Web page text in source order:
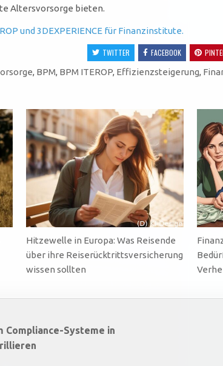
Altersvorsorge bieten.
und 3DEXPERIENCE für Finanzinstitute.
TWITTER FACEBOOK
, BPM, BPM ITEROP, Effizienzsteigerung,
Hitzewelle in Europa: Was Reisende
über ihre Reiserücktrittsversicherung
wissen sollten
Compliance-Systeme in